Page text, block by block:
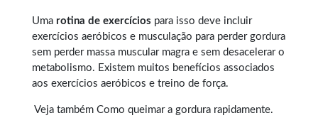
Uma rotina de exercícios para isso deve incluir
exercícios aeróbicos e musculação para perder gordura
sem perder massa muscular magra e sem desacelerar o
metabolismo. Existem muitos benefícios associados
aos exercícios aeróbicos e treino de força.
Veja também Como queimar a gordura rapidamente.